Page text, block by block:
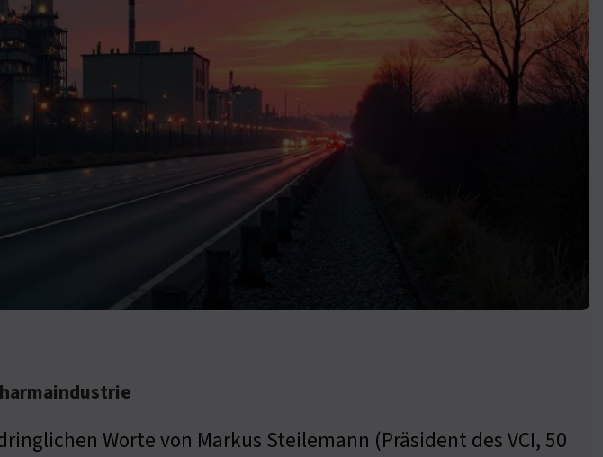
Worte von Markus Steilemann (Präsident des VCI, 50